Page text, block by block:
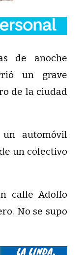
de anoche
un grave
de la ciudad
automóvil
un colectivo
calle Adolfo
No se supo